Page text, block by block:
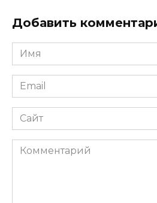
Добавить
Имя
*
Email
*
Сайт
Комментарий